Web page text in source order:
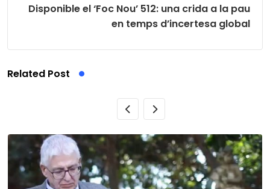
Disponible el ‘Foc Nou’ 512: una crida a la pau
en temps d’incertesa global
Related Post